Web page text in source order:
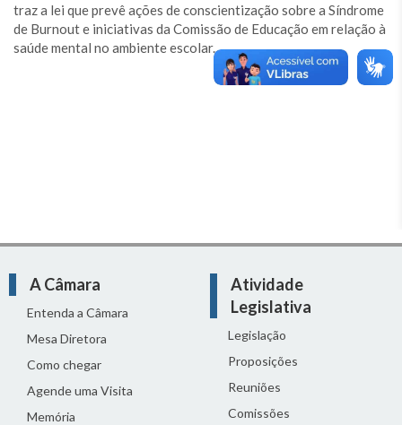
traz a lei que prevê ações de conscientização sobre a Síndrome
de Burnout e iniciativas da Comissão de Educação em relação à
saúde mental no ambiente escolar.
A Câmara
Entenda a Câmara
Mesa Diretora
Como chegar
Agende uma Visita
Memória
Atividade
Legislativa
Legislação
Proposições
Reuniões
Comissões